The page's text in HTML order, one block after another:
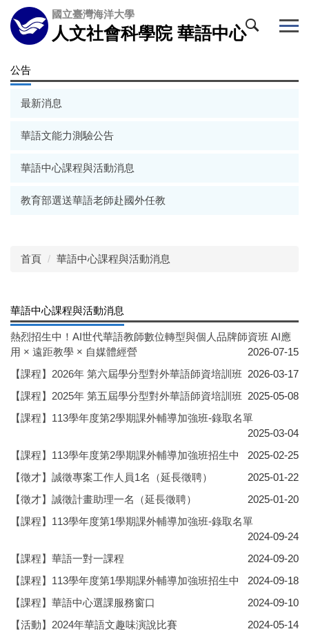
跳
到
主
內
容
國立臺灣海洋大學
人文社會科學院 華語中心
公告
最新消息
華語文能力測驗公告
華語中心課程與活動消息
教育部選送華語老師赴國外任教
首頁 華語中心課程與活動消息
華語中心課程與活動消息
熱烈招生中！AI世代華語教師數位轉型與個人品牌師資班 AI應
用 × 遠距教學 × 自媒體經營
2026-07-15
【課程】2026年 第六屆學分型對外華語師資培訓班 2026-03-17
【課程】2025年 第五屆學分型對外華語師資培訓班 2025-05-08
【課程】113學年度第2學期課外輔導加強班-錄取名單
2025-03-04
【課程】113學年度第2學期課外輔導加強班招生中
2025-02-25
【徵才】誠徵專案工作人員1名（延長徵聘）
2025-01-22
【徵才】誠徵計畫助理一名（延長徵聘）
2025-01-20
【課程】113學年度第1學期課外輔導加強班-錄取名單
2024-09-24
【課程】華語一對一課程
2024-09-20
【課程】113學年度第1學期課外輔導加強班招生中
2024-09-18
【課程】華語中心選課服務窗口
2024-09-10
【活動】2024年華語文趣味演說比賽
2024-05-14